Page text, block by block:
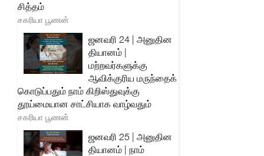
சித்தம்
சகரியா பூணன்
ஜனவரி 24 | அனுதின
தியானம் |
மற்றவர்களுக்கு
ஆவிக்குரிய மருந்தைக்
கொடுப்பதும் நாம் கிறிஸ்துவுக்கு
தூய்மையான சாட்சியாக வாழ்வதும்
சகரியா பூணன்
ஜனவரி 25 | அனுதின
தியானம் | நாம்